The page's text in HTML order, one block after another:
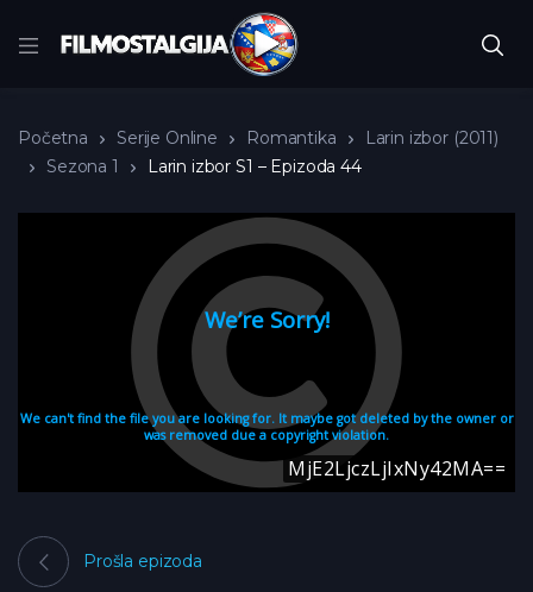
Početna Serije Online Romantika
Larin izbor (2011)
Sezona 1
Larin izbor S1 – Epizoda 44
Prošla epizoda